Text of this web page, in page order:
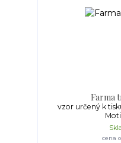
Farma
vzor určený k
cena